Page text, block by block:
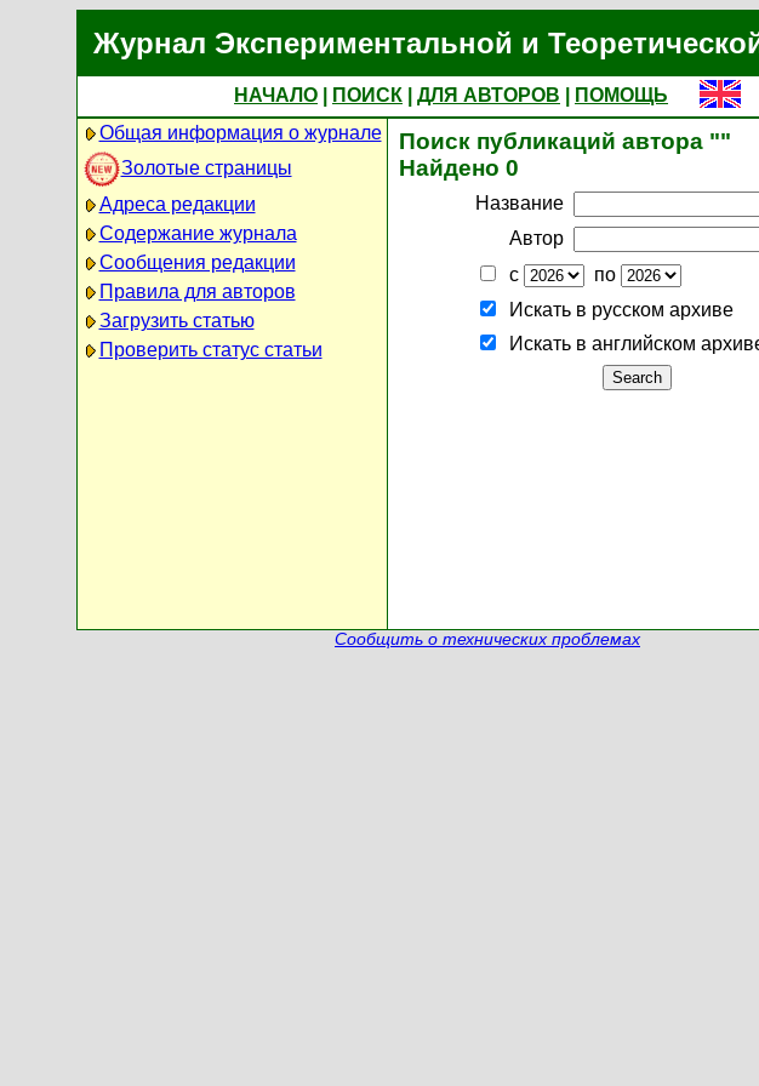
Журнал Экспериментальной и
НАЧАЛО ПОИСК ДЛЯ АВТОРОВ
ПОМОЩЬ
Общая информация о журнале
Золотые страницы
Адреса редакции
Содержание журнала
Сообщения редакции
Правила для авторов
Загрузить статью
Проверить статус статьи
Поиск публикаций автора ""
Найдено 0
Название
Автор
с
по
Искать в русском архиве
Искать в английском
Сообщить о технических проблемах